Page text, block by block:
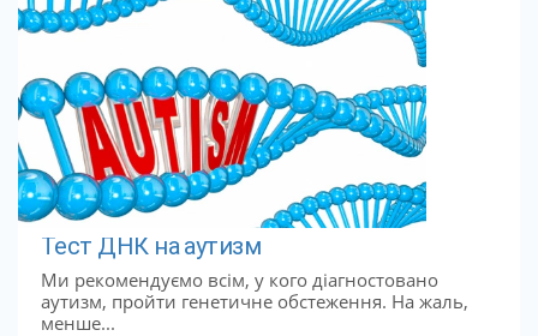
Тест ДНК на аутизм
Ми рекомендуємо всім, у кого діагностовано
аутизм, пройти генетичне обстеження. На жаль,
менше...